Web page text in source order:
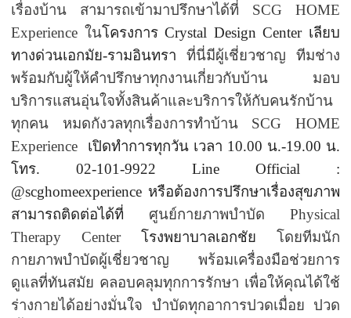
เรื่องบ้าน สามารถเข้ามาปรึกษาได้ที่ SCG HOME
Experience ในโครงการCrystal Design Center เลียบ
ทางด่วนเอกมัย-รามอินทรา ที่นี่มีผู้เชี่ยวชาญ ทีมช่าง
พร้อมกับผู้ให้คำปรึกษาทุกงานเกี่ยวกับบ้าน มอบ
บริการแสนอุ่นใจทั้งสินค้าและบริการให้กับคนรักบ้าน
ทุกคน หมดกังวลทุกเรื่องการทำบ้าน SCG HOME
Experience
เปิดทำการทุกวัน เวลา 10.00 น.-19.00 น.
โทร. 02-101-9922 Line Official :
@scghomeexperience หรือต้องการปรึกษาเรื่องสุขภาพ
สามารถติดต่อได้ที่ ศูนย์กายภาพบำบัด Physical
Therapy Center โรงพยาบาลเอกชัย โดยทีมนัก
กายภาพบำบัดผู้เชี่ยวชาญ พร้อมเครื่องมือช่วยการ
ดูแลที่ทันสมัย คลอบคลุมทุกการรักษา เพื่อให้คุณได้ใช้
ร่างกายได้อย่างมั่นใจ บำบัดทุกอาการปวดเมื่อย ปวด